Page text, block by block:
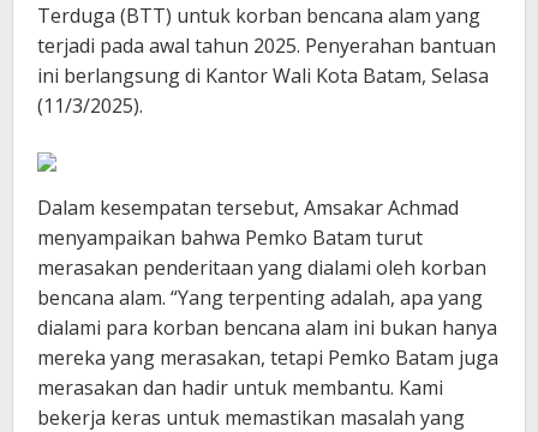
Terduga (BTT) untuk korban bencana alam yang
terjadi pada awal tahun 2025. Penyerahan bantuan
ini berlangsung di Kantor Wali Kota Batam, Selasa
(11/3/2025).
Dalam kesempatan tersebut, Amsakar Achmad
menyampaikan bahwa Pemko Batam turut
merasakan penderitaan yang dialami oleh korban
bencana alam. “Yang terpenting adalah, apa yang
dialami para korban bencana alam ini bukan hanya
mereka yang merasakan, tetapi Pemko Batam juga
merasakan dan hadir untuk membantu. Kami
bekerja keras untuk memastikan masalah yang